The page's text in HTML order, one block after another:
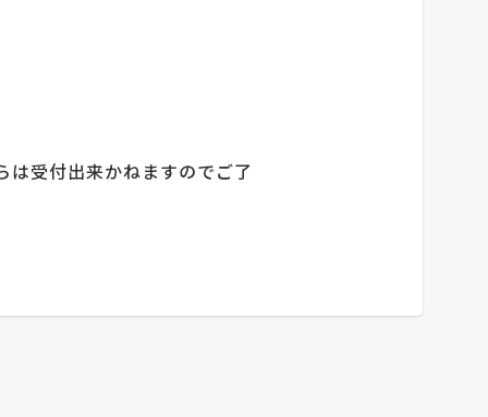
は受付出来かねますのでご了